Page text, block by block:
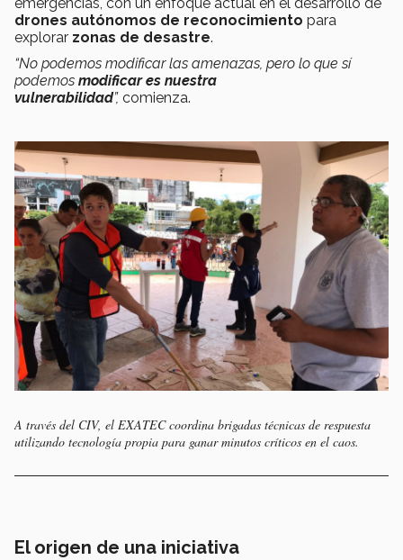
drones autónomos de reconocimiento para
explorar zonas de desastre.
“No podemos modificar las amenazas, pero lo que sí
podemos modificar es nuestra
vulnerabilidad”, comienza.
A través del CIV, el EXATEC coordina brigadas técnicas de respuesta
utilizando tecnología propia para ganar minutos críticos en el caos.
El origen de una iniciativa